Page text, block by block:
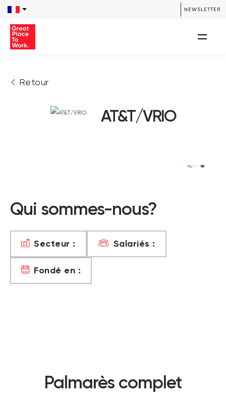
NEWSLETTER
Retour
AT&T/VRIO
Qui sommes-nous?
Secteur : Salariés :
Fondé en :
Palmarès complet